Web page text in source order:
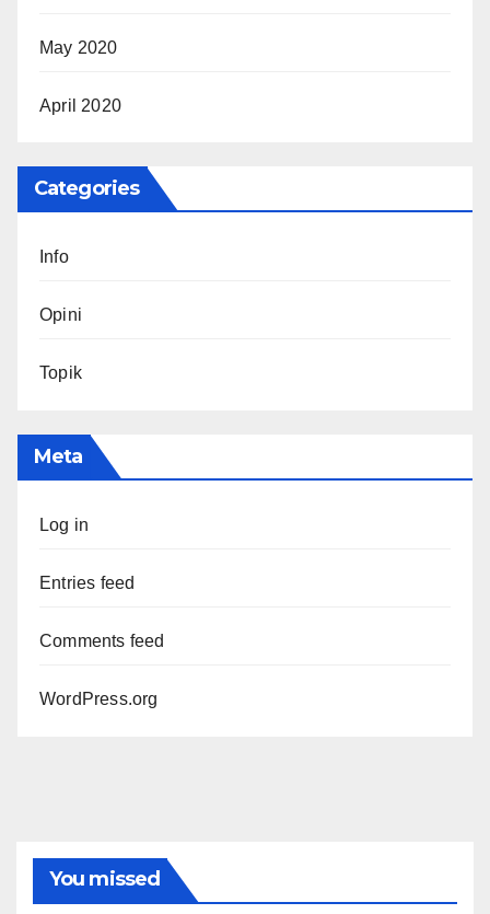
May 2020
April 2020
Categories
Info
Opini
Topik
Meta
Log in
Entries feed
Comments feed
WordPress.org
You missed